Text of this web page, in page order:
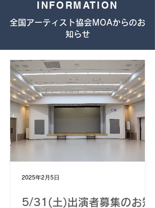
INFORMATION
全国アーティスト協会MOAからのお
知らせ
5/31(土)出演者募集のお知
2025年2月5日